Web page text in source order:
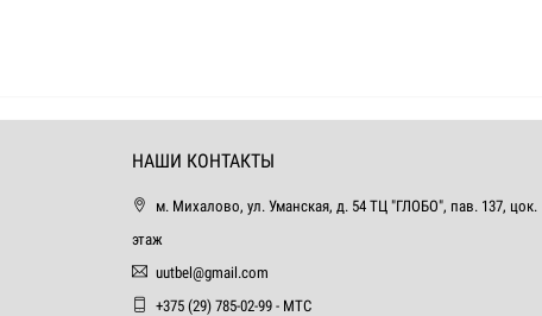
НАШИ КОНТАКТЫ
м. Михалово, ул. Уманская, д. 54 ТЦ "ГЛОБО", пав. 137, цок.
этаж
uutbel@gmail.com
+375 (29) 785-02-99 - МТС